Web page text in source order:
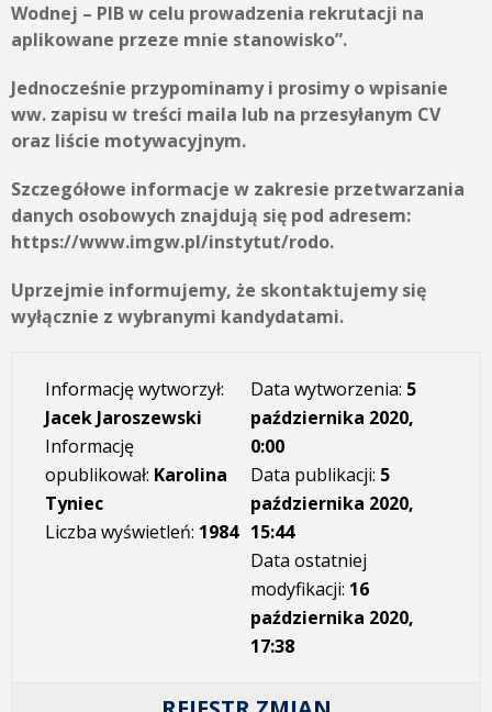
Wodnej – PIBw celu prowadzenia rekrutacji na
aplikowane przeze mnie stanowisko”.
Jednocześnie przypominamy i prosimy o wpisanie
ww. zapisu w treści maila lub na przesyłanym CV
oraz liście motywacyjnym.
Szczegółowe informacje w zakresie przetwarzania
danych osobowych znajdują się pod adresem:
https://www.imgw.pl/instytut/rodo.
Uprzejmie informujemy, że skontaktujemy się
wyłącznie z wybranymi kandydatami.
Informację wytworzył:
Jacek Jaroszewski
Informację
opublikował: Karolina
Tyniec
Liczba wyświetleń: 1984
Data wytworzenia: 5
października 2020,
0:00
Data publikacji: 5
października 2020,
15:44
Data ostatniej
modyfikacji: 16
października 2020,
17:38